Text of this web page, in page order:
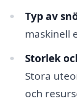
Typ av
maskinell
Storlek
Stora
och